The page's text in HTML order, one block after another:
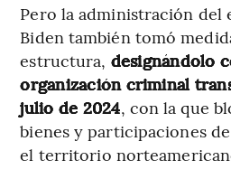
Pero la administración del
Biden también tomó
estructura, designándolo
organización criminal
julio de 2024, con la que
bienes y participaciones
el territorio